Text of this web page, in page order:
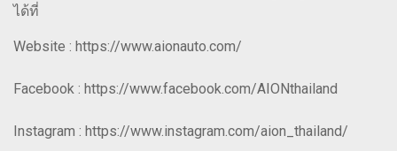
ได้ที่
Website : https://www.aionauto.com/
Facebook : https://www.facebook.com/AIONthailand
Instagram : https://www.instagram.com/aion_thailand/